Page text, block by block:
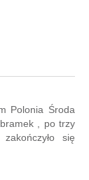
Polonia Środa
, po trzy
się